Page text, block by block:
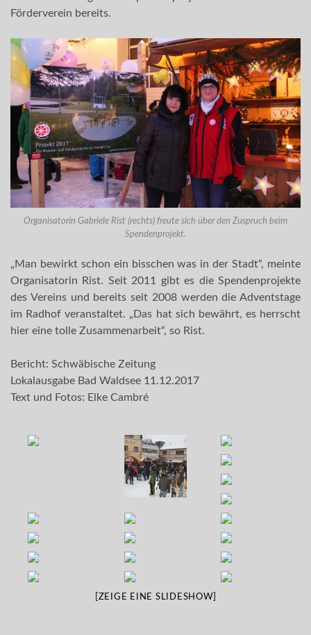
Förderverein bereits.
Organisatorin Gabriele Rist (rechts) freute sich über den Zuspruch beim
Spendenprojekt.
„Man bewirkt schon ein bisschen was in der Stadt“, meinte
Organisatorin Rist. Seit 2011 gibt es die Spendenprojekte
des Vereins und bereits seit 2008 werden die Adventstage
im Radhof veranstaltet. „Das hat sich bewährt, es herrscht
hier eine tolle Zusammenarbeit“, so Rist.
Bericht: Schwäbische Zeitung
Lokalausgabe Bad Waldsee 11.12.2017
Text und Fotos: Elke Cambré
[ZEIGE EINE SLIDESHOW]